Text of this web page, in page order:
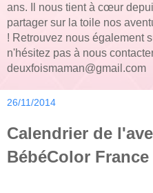
ans. Il nous tient à cœur
partager sur la toile nos
! Retrouvez nous également
n'hésitez pas à nous
deuxfoismaman@gmail.com
26/11/2014
Calendrier de
BébéColor France